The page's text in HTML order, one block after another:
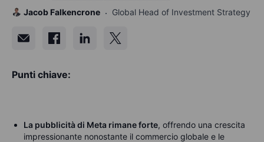
Jacob Falkencrone Global Head of Investment Strategy
Punti chiave:
La pubblicità di Meta rimane forte, offrendo una crescita
impressionante nonostante il commercio globale e le